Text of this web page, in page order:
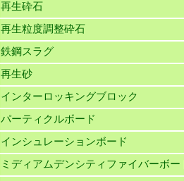
再生砕石
再生粒度調整砕石
鉄鋼スラグ
再生砂
インターロッキングブロック
パーティクルボード
インシュレーションボード
ミディアムデンシティファイバーボー